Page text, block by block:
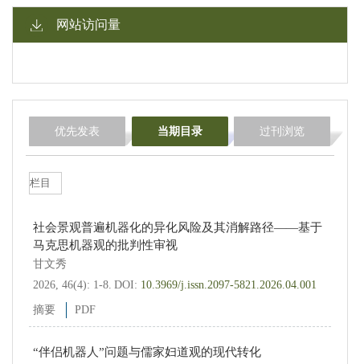
网站访问量
优先发表 当期目录 过刊浏览
栏目
社会景观普遍机器化的异化风险及其消解路径——基于
马克思机器观的批判性审视
甘文秀
2026, 46(4): 1-8. DOI: 10.3969/j.issn.2097-5821.2026.04.001
摘要 PDF
“伴侣机器人”问题与儒家妇道观的现代转化